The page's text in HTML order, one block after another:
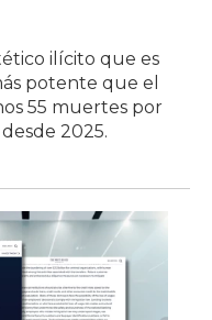
ilícito que es
potente que el
55 muertes por
2025.